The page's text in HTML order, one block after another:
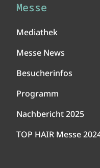
Messe
Mediathek
Messe News
Besucherinfos
Programm
Nachbericht 2025
TOP HAIR Messe